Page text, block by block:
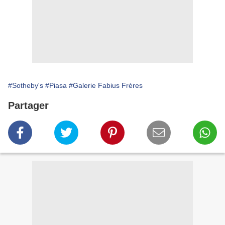
#Sotheby's #Piasa #Galerie Fabius Frères
Partager